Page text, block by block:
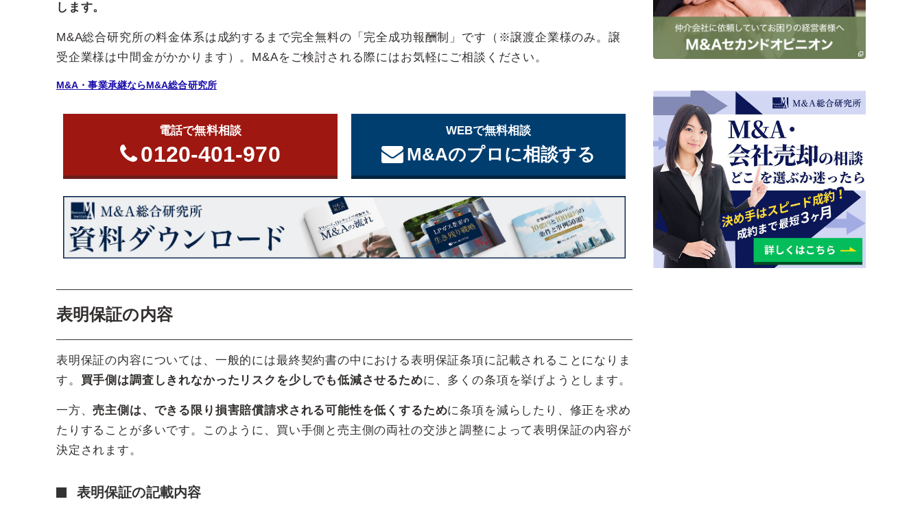
します。
M&A総合研究所の料金体系は成約するまで完全無料の「完全成功報酬制」です（※譲渡企業様のみ。譲
受企業様は中間金がかかります）。M&Aをご検討される際にはお気軽にご相談ください。
M&A・事業承継ならM&A総合研究所
電話で無料相談
0120-401-970
WEBで無料相談
M&Aのプロに相談する
表明保証の内容
表明保証の内容については、一般的には最終契約書の中における表明保証条項に記載されることになりま
す。 買手側は調査しきれなかったリスクを少しでも低減させるために、多くの条項を挙げようとします。
一方、売主側は、できる限り損害賠償請求される可能性を低くするために条項を減らしたり、修正を求め
たりすることが多いです。このように、買い手側と売主側の両社の交渉と調整によって表明保証の内容が
決定されます。
表明保証の記載内容